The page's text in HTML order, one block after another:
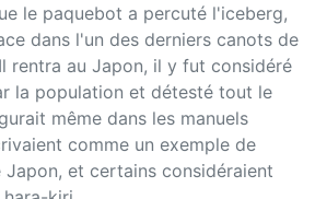
le paquebot a percuté l'iceberg,
dans l'un des derniers canots de
rentra au Japon, il y fut considéré
la population et détesté tout le
même dans les manuels
comme un exemple de
Japon, et certains considéraient